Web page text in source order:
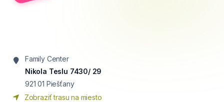
Family Center
Nikola Teslu 7430/ 29
921 01 Piešťany
Zobraziť trasu na miesto